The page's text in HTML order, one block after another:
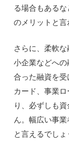
る場合もある
のメリットと言
さらに、柔軟
小企業などへ
合った融資を
カード、事業
り、必ずしも
ん。幅広い事
と言えるでしょ